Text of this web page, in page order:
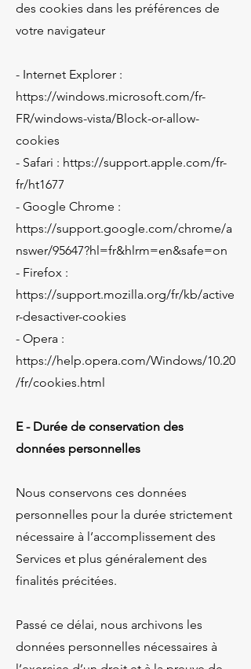
des cookies dans les préférences de
votre navigateur
- Internet Explorer :
https://windows.microsoft.com/fr-
FR/windows-vista/Block-or-allow-
cookies
- Safari : https://support.apple.com/fr-
fr/ht1677
- Google Chrome :
https://support.google.com/chrome/a
nswer/95647?hl=fr&hlrm=en&safe=on
- Firefox :
https://support.mozilla.org/fr/kb/active
r-desactiver-cookies
- Opera :
https://help.opera.com/Windows/10.20
/fr/cookies.html
E - Durée de conservation des
données personnelles
Nous conservons ces données
personnelles pour la durée strictement
nécessaire à l’accomplissement des
Services et plus généralement des
finalités précitées.
Passé ce délai, nous archivons les
données personnelles nécessaires à